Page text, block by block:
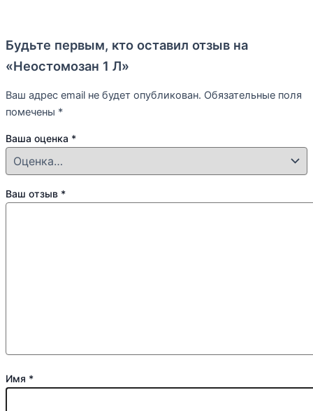
Будьте первым, кто оставил отзыв на
«Неостомозан 1 Л»
Ваш адрес email не будет опубликован. Обязательные поля
помечены *
Ваша оценка *
Ваш отзыв *
Имя *